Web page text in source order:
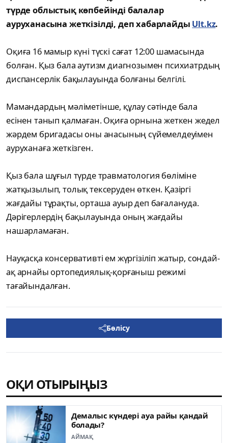
түрде облыстық көпбейінді балалар
ауруханасына жеткізілді, деп хабарлайды Ult.kz.
Оқиға 16 мамыр күні түскі сағат 12:00 шамасында
болған. Қыз бала аутизм диагнозымен психиатрдың
диспансерлік бақылауында болғаны белгілі.
Мамандардың мәліметінше, құлау сәтінде бала
есінен танып қалмаған. Оқиға орнына жеткен жедел
жәрдем бригадасы оны анасының сүйемелдеуімен
ауруханаға жеткізген.
Қыз бала шұғыл түрде травматология бөліміне
жатқызылып, толық тексеруден өткен. Қазіргі
жағдайы тұрақты, орташа ауыр деп бағалануда.
Дәрігерлердің бақылауында оның жағдайы
нашарламаған.
Науқасқа консервативті ем жүргізіліп жатыр, сондай-
ақ арнайы ортопедиялық-қорғаныш режимі
тағайындалған.
Бөлісу
ОҚИ ОТЫРЫҢЫЗ
Демалыс күндері ауа райы қандай
болады?
АЙМАҚ